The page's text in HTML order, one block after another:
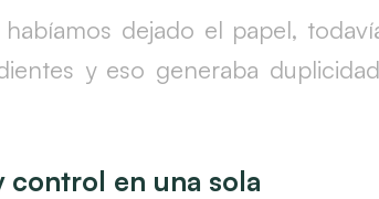
dejado el papel,
y eso generaba
control en una sola